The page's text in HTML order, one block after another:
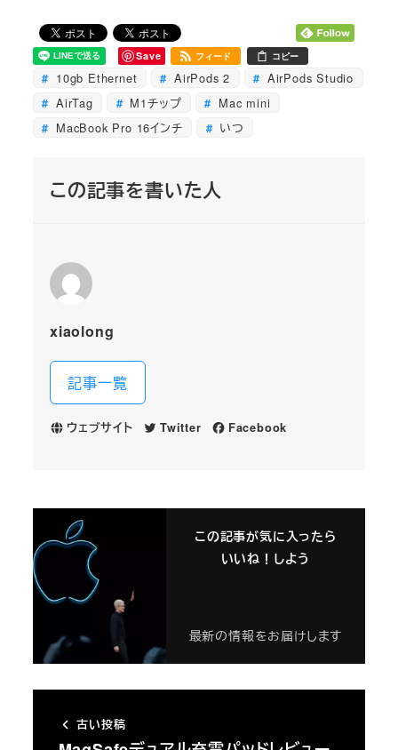
Save フィード コピー
10gb Ethernet AirPods 2
AirPods Studio
AirTag
M1チップ
Mac mini
MacBook Pro 16インチ
いつ
この記事を書いた人
xiaolong
記事一覧
ウェブサイト Twitter Facebook
この記事が気に入ったら
いいね！しよう
最新の情報をお届けします
古い投稿